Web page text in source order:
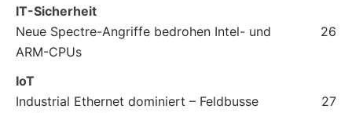
IT-Sicherheit
Neue Spectre-Angriffe bedrohen Intel- und
ARM-CPUs
26
IoT
Industrial Ethernet dominiert – Feldbusse
27